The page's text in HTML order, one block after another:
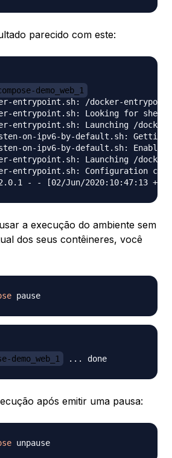
parecido com este:
demo_web_1
entrypoint.sh: /docker-
entrypoint.sh: Looking for
entrypoint.sh: Launching /
on-ipv6-by-default.sh:
on-ipv6-by-default.sh:
entrypoint.sh: Launching /
entrypoint.sh: Configuration
a execução do ambiente sem
dos seus contêineres, você
demo_web_1
após emitir uma pausa: